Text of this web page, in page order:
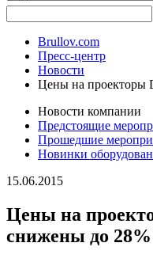
Brullov.com
Пресс-центр
Новости
Цены на проекторы
Новости компании
Предстоящие
Прошедшие
Новинки
15.06.2015
Цены на
снижены до